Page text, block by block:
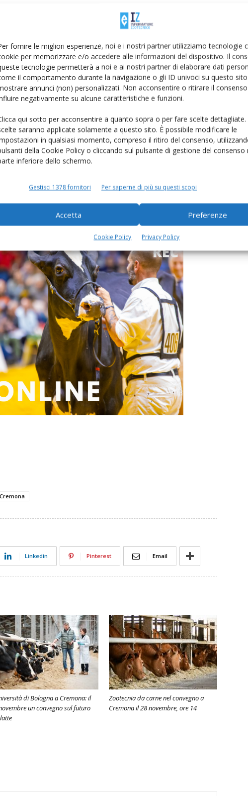
fornire le migliori esperienze, noi e i nostri partner utilizziamo tecnologie
per memorizzare e/o accedere alle informazioni del dispositivo. Il
tecnologie permetterà a noi e ai nostri partner di elaborare dati
il comportamento durante la navigazione o gli ID univoci su questo
annunci (non) personalizzati. Non acconsentire o ritirare il
negativamente su alcune caratteristiche e funzioni.
qui sotto per acconsentire a quanto sopra o per fare scelte dettagliate.
saranno applicate solamente a questo sito. È possibile modificare le
in qualsiasi momento, compreso il ritiro del consenso,
della Cookie Policy o cliccando sul pulsante di gestione del consenso
inferiore dello schermo.
Gestisci 1378 fornitori Per saperne di più su questi scopi
Accetta Preferenze
Cookie Policy Privacy Policy
loro visita a Cremona, purtroppo bloccata dall’emergenza
De Bellis: “La pandemia non ha fermato il nostro
allevatori, tecnici e aziende. Infatti rimaniamo al
della filiera. Nonostante il Covid19 proseguiamo anche
con l’Agenzia Ice Italian Trade Agency per la
produttivo e delle imprese italiane, per mettere in
e dopo la manifestazione. Crediamo fortemente nelle
italiano nei mercati esteri, dal momento che il polo fieristico
posizionandosi anche come uno dei 3 più importanti eventi
Linkedin Pinterest Email
di Bologna a Cremona: il
un convegno sul futuro
Zootecnia da carne nel convegno a
Cremona il 28 novembre, ore 14